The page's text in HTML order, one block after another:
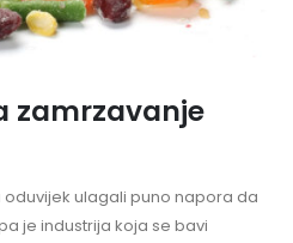
zamrzavanje
oduvijek ulagali puno napora da
je industrija koja se bavi